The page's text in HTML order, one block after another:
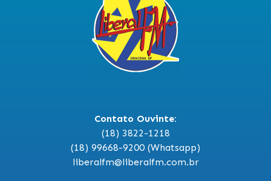
Contato Ouvinte:
(18) 3822-1218
(18) 99668-9200 (Whatsapp)
liberalfm@liberalfm.com.br